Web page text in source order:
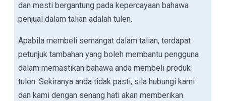
dan mesti bergantung pada kepercayaan bahawa
penjual dalam talian adalah tulen.
Apabila membeli semangat dalam talian, terdapat
petunjuk tambahan yang boleh membantu pengguna
dalam memastikan bahawa anda membeli produk
tulen. Sekiranya anda tidak pasti, sila hubungi kami
dan kami dengan senang hati akan memberikan